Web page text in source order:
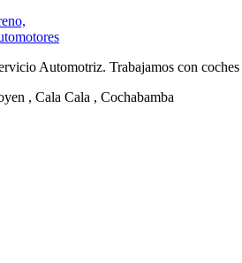
Automotriz. Trabajamos con coches
, Cala Cala , Cochabamba